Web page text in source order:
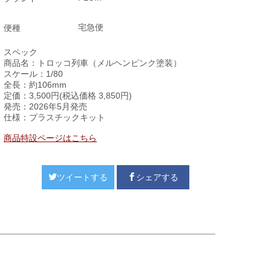
便種 宅急便
スペック
商品名：トロッコ列車（メルヘンピンク塗装）
スケール：1/80
全長：約106mm
定価：3,500円(税込価格 3,850円)
発売：2026年5月発売
仕様：プラスチックキット
商品特設ページはこちら
ツイートする シェアする